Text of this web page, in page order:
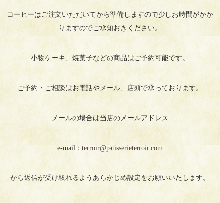
コーヒーはご注文いただいてから準備しますので少しお時間がかか
りますのでご承知おきください。
小物ケーキ、焼菓子などの商品はご予約可能です。
ご予約・ご相談はお電話やメール、店頭で承っております。
メールの場合は当店のメールアドレス
e-mail： terroir@patisserieterroir.com
から返信が受け取れるようあらかじめ設定をお願いいたします。